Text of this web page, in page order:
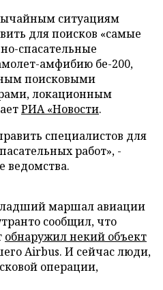
ситуациям
для поисков «самые
спасательные
амфибию бе-200,
поисковыми
локационным
РИА «Новости.
специалистов для
работ», -
ведомства.
маршал авиации
сообщил, что
обнаружил некий объект
Airbus. И сейчас люди,
операции,